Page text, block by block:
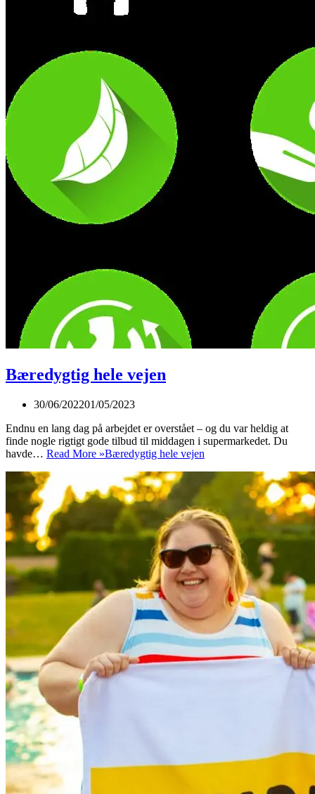
Bæredygtig hele vejen
30/06/202201/05/2023
Endnu en lang dag på arbejdet er overstået – og du var heldig at
finde nogle rigtigt gode tilbud til middagen i supermarkedet. Du
havde… Read More »Bæredygtig hele vejen